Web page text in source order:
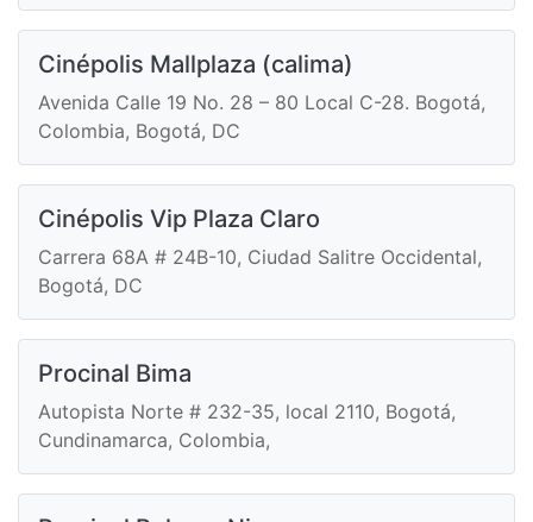
Cinépolis Mallplaza (calima)
Avenida Calle 19 No. 28 – 80 Local C-28. Bogotá,
Colombia, Bogotá, DC
Cinépolis Vip Plaza Claro
Carrera 68A # 24B-10, Ciudad Salitre Occidental,
Bogotá, DC
Procinal Bima
Autopista Norte # 232-35, local 2110, Bogotá,
Cundinamarca, Colombia,